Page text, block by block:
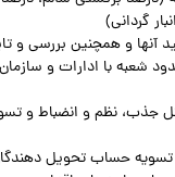
گردانی)
شعبه با ادارات و